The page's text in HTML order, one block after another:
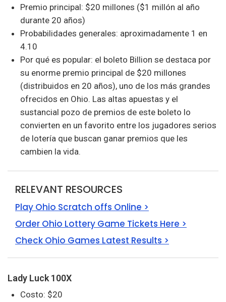
Premio principal: $20 millones ($1 millón al año
durante 20 años)
Probabilidades generales: aproximadamente 1 en
4.10
Por qué es popular: el boleto Billion se destaca por
su enorme premio principal de $20 millones
(distribuidos en 20 años), uno de los más grandes
ofrecidos en Ohio. Las altas apuestas y el
sustancial pozo de premios de este boleto lo
convierten en un favorito entre los jugadores serios
de lotería que buscan ganar premios que les
cambien la vida.
RELEVANT RESOURCES
Play Ohio Scratch offs Online >
Order Ohio Lottery Game Tickets Here >
Check Ohio Games Latest Results >
Lady Luck 100X
Costo: $20